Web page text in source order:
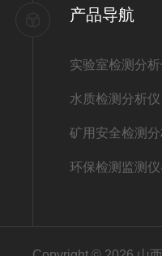
产品导航
实验室检测分
水质检测分析仪
矿用安全检测分
环保检测监测仪